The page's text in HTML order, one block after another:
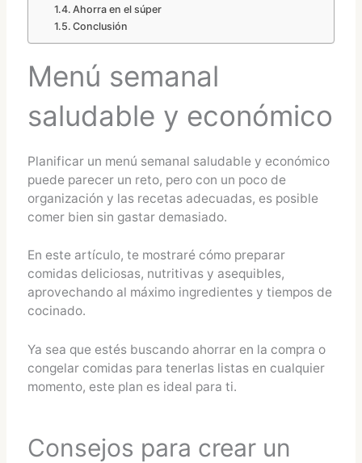
Ahorra en el súper
Conclusión
Menú semanal
saludable y económico
Planificar un menú semanal saludable y económico
puede parecer un reto, pero con un poco de
organización y las recetas adecuadas, es posible
comer bien sin gastar demasiado.
En este artículo, te mostraré cómo preparar
comidas deliciosas, nutritivas y asequibles,
aprovechando al máximo ingredientes y tiempos de
cocinado.
Ya sea que estés buscando ahorrar en la compra o
congelar comidas para tenerlas listas en cualquier
momento, este plan es ideal para ti.
Consejos para crear un